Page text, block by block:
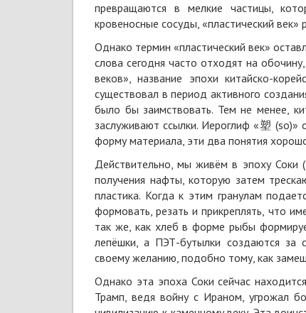
превращаются в мелкие частицы,
кровеносные сосуды, «пластический век»
Однако термин «пластический век»
слова сегодня часто отходят на
веков», название эпохи китайско-
существовал в период активного
было бы заимствовать. Тем не менее,
заслуживают ссылки. Иероглиф «塑 (so)»
форму материала, эти два понятия
Действительно, мы живём в эпоху
получения нафты, которую затем
пластика. Когда к этим гранулам
формовать, резать и прикреплять, что
так же, как хлеб в форме рыбы
лепёшки, а ПЭТ-бутылки создаются за
своему желанию, подобно тому, как
Однако эта эпоха Соки сейчас
Трамп, ведя войну с Ираном, угрожал